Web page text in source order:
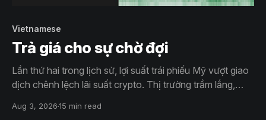
Vietnamese
Trả giá cho sự chờ đợi
Lần thứ hai trong lịch sử, lợi suất trái phiếu Mỹ vượt giao
dịch chênh lệch lãi suất crypto. Thị trường trầm lắng,
sàn và nguồn cung cùng giảm. Tuy nhiên, giá chỉ điều
Aug 3, 202615 min read